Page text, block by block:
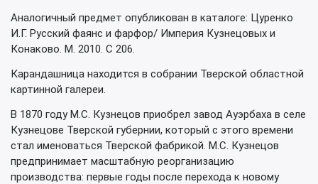
Аналогичный предмет опубликован в каталоге: Цуренко
И.Г. Русский фаянс и фарфор/ Империя Кузнецовых и
Конаково. М. 2010. С 206.
Карандашница находится в собрании Тверской областной
картинной галереи.
В 1870 году М.С. Кузнецов приобрел завод Ауэрбаха в селе
Кузнецове Тверской губернии, который с этого времени
стал именоваться Тверской фабрикой. М.С. Кузнецов
предпринимает масштабную реорганизацию
производства: первые годы после перехода к новому